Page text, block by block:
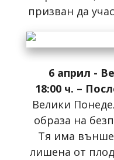
призван да
6 април -
18:00 ч. –
Велики
образа на
Тя има
лишена от